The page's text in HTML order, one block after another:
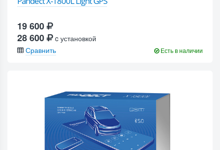
19 600
28 600
c установкой
Сравнить
Есть в наличии